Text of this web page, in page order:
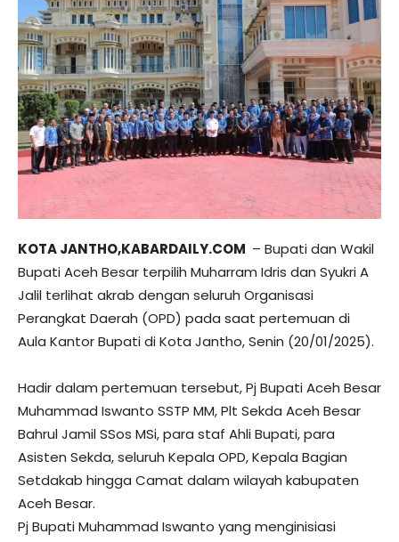
KOTA JANTHO,KABARDAILY.COM – Bupati dan Wakil
Bupati Aceh Besar terpilih Muharram Idris dan Syukri A
Jalil terlihat akrab dengan seluruh Organisasi
Perangkat Daerah (OPD) pada saat pertemuan di
Aula Kantor Bupati di Kota Jantho, Senin (20/01/2025).
Hadir dalam pertemuan tersebut, Pj Bupati Aceh Besar
Muhammad Iswanto SSTP MM, Plt Sekda Aceh Besar
Bahrul Jamil SSos MSi, para staf Ahli Bupati, para
Asisten Sekda, seluruh Kepala OPD, Kepala Bagian
Setdakab hingga Camat dalam wilayah kabupaten
Aceh Besar.
Pj Bupati Muhammad Iswanto yang menginisiasi